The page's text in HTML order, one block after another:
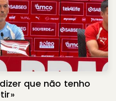
que não tenho